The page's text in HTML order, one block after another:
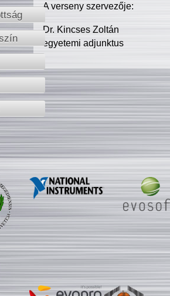
A verseny szervezője:
Dr. Kincses Zoltán
egyetemi adjunktus